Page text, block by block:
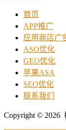
首页
APP推广
应用商店广
ASO优化
GEO优化
苹果ASA
SEO优化
联系我们
Copyright © 2026